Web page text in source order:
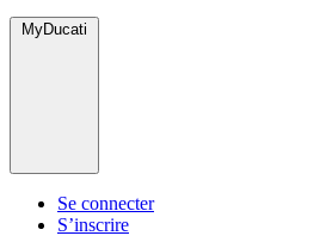
MyDucati
Se connecter
S’inscrire